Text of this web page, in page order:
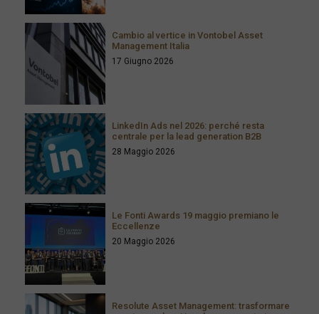
Cambio al vertice in Vontobel Asset
Management Italia
17 Giugno 2026
LinkedIn Ads nel 2026: perché resta
centrale per la lead generation B2B
28 Maggio 2026
Le Fonti Awards 19 maggio premiano le
Eccellenze
20 Maggio 2026
Resolute Asset Management: trasformare